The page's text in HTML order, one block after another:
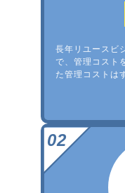
長年リユースビ
で、管理コスト
た管理コストは